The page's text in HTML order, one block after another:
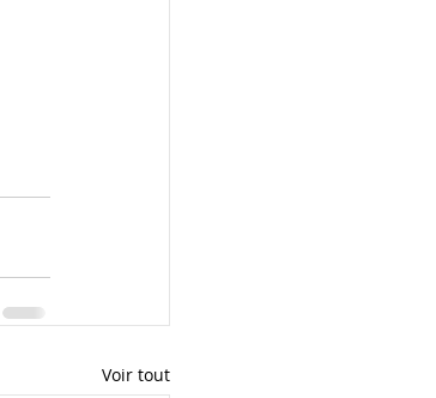
Voir tout